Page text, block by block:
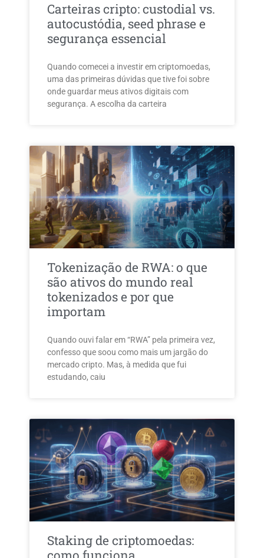
Carteiras cripto: custodial vs.
autocustódia, seed phrase e
segurança essencial
Quando comecei a investir em criptomoedas,
uma das primeiras dúvidas que tive foi sobre
onde guardar meus ativos digitais com
segurança. A escolha da carteira
Tokenização de RWA: o que
são ativos do mundo real
tokenizados e por que
importam
Quando ouvi falar em “RWA” pela primeira vez,
confesso que soou como mais um jargão do
mercado cripto. Mas, à medida que fui
estudando, caiu
Staking de criptomoedas: